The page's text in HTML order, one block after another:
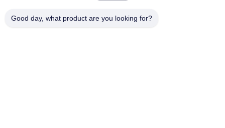
Good day, what product are you looking for?